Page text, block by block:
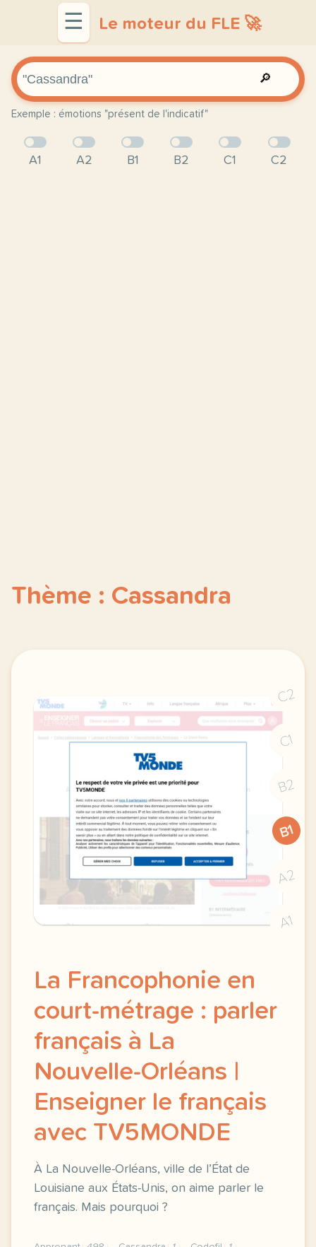
☰ Le moteur du FLE 🚀
🔎
Exemple : émotions "présent de l'indicatif"
A1 A2 B1 B2 C1 C2
Thème : Cassandra
C2
C1
B2
B1
A2
A1
La Francophonie en
court-métrage : parler
français à La
Nouvelle-Orléans |
Enseigner le français
avec TV5MONDE
À La Nouvelle-Orléans, ville de l’État de
Louisiane aux États-Unis, on aime parler le
français. Mais pourquoi ?